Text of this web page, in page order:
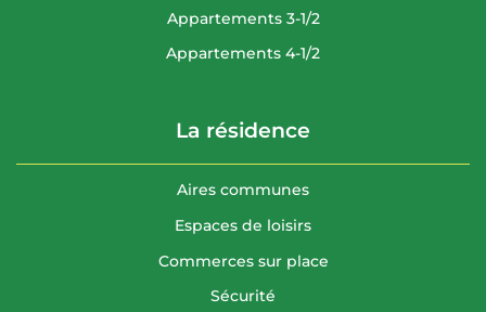
Appartements 3-1/2
Appartements 4-1/2
La résidence
Aires communes
Espaces de loisirs
Commerces sur place
Sécurité